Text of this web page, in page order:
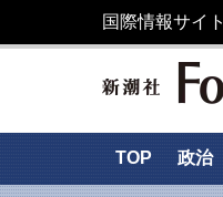
国際情報サイト
TOP 政治